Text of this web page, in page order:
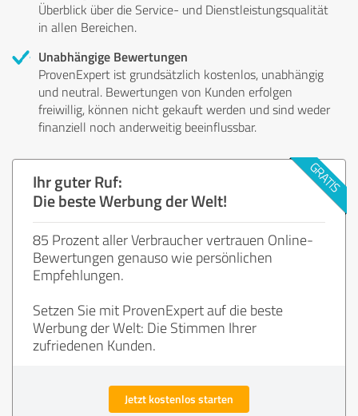
Überblick über die Service- und Dienstleistungsqualität
in allen Bereichen.
Unabhängige Bewertungen
ProvenExpert ist grundsätzlich kostenlos, unabhängig
und neutral. Bewertungen von Kunden erfolgen
freiwillig, können nicht gekauft werden und sind weder
finanziell noch anderweitig beeinflussbar.
Ihr guter Ruf:
Die beste Werbung der Welt!
85 Prozent aller Verbraucher vertrauen Online-
Bewertungen genauso wie persönlichen
Empfehlungen.
Setzen Sie mit ProvenExpert auf die beste
Werbung der Welt: Die Stimmen Ihrer
zufriedenen Kunden.
Jetzt kostenlos starten